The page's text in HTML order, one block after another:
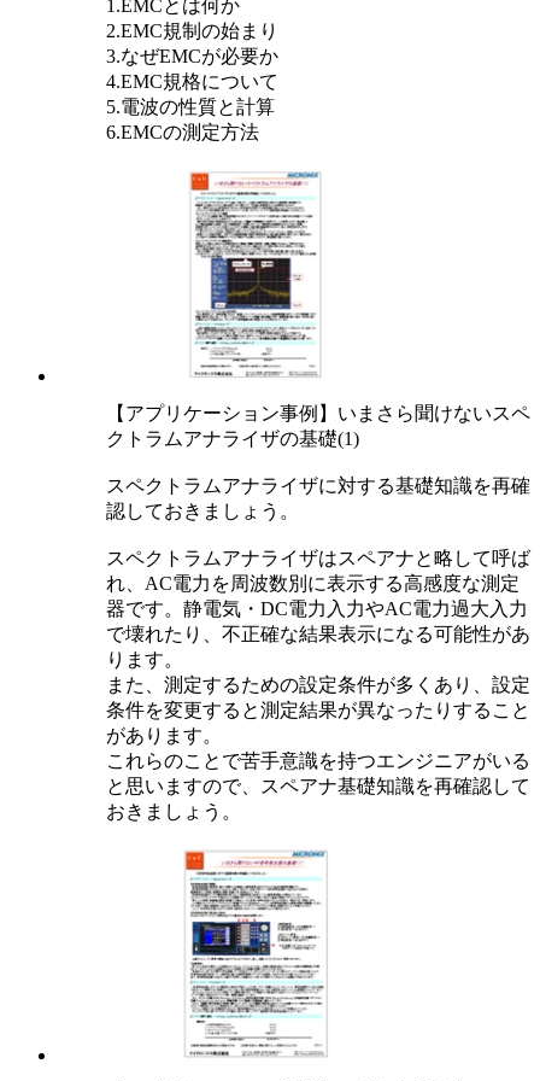
1.EMCとは何か
2.EMC規制の始まり
3.なぜEMCが必要か
4.EMC規格について
5.電波の性質と計算
6.EMCの測定方法
【アプリケーション事例】いまさら聞けないスペ
クトラムアナライザの基礎(1)
スペクトラムアナライザに対する基礎知識を再確
認しておきましょう。
スペクトラムアナライザはスペアナと略して呼ば
れ、AC電力を周波数別に表示する高感度な測定
器です。静電気・DC電力入力やAC電力過大入力
で壊れたり、不正確な結果表示になる可能性があ
ります。
また、測定するための設定条件が多くあり、設定
条件を変更すると測定結果が異なったりすること
があります。
これらのことで苦手意識を持つエンジニアがいる
と思いますので、スペアナ基礎知識を再確認して
おきましょう。